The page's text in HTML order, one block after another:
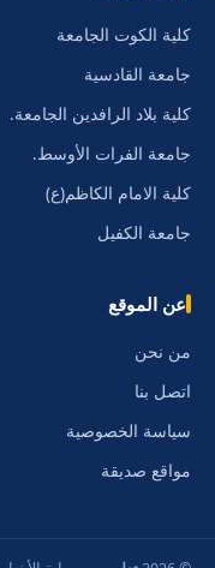
كلية الكوت الجامعة
جامعة القادسية
كلية بلاد الرافدين الجامعة.
جامعة الفرات الأوسط.
كلية الامام الكاظم(ع)
جامعة الكفيل
عن الموقع
من نحن
اتصل بنا
سياسة الخصوصية
مواقع صديقة